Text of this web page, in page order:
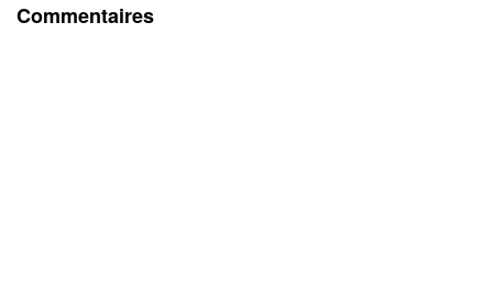
Commentaires